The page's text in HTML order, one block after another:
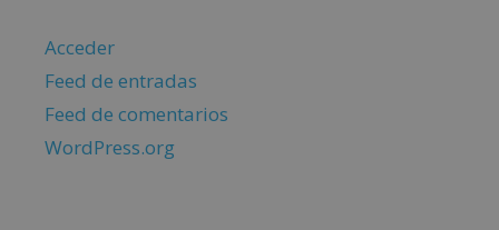
Acceder
Feed de entradas
Feed de comentarios
WordPress.org